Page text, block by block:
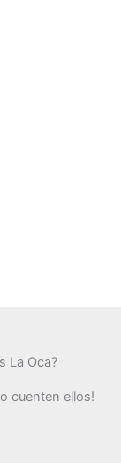
La Oca?
cuenten ellos!